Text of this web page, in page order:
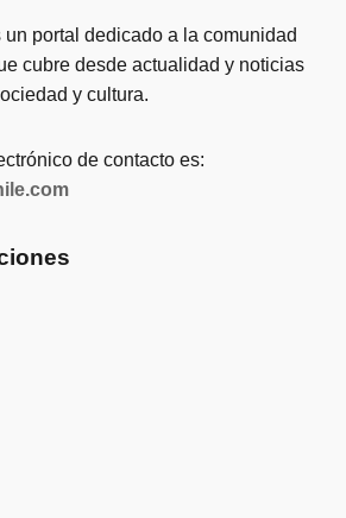
un portal dedicado a la comunidad
cubre desde actualidad y noticias
y cultura.
de contacto es: